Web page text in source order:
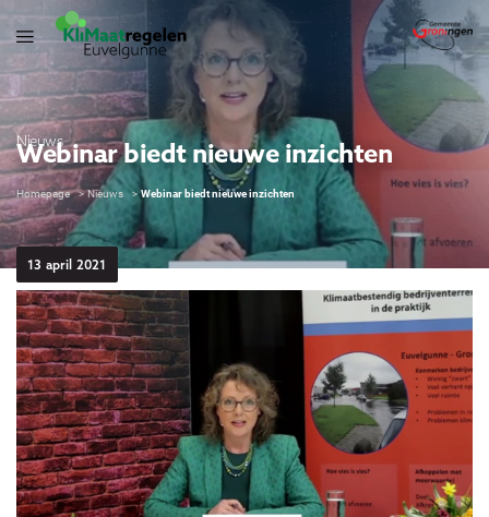
Nieuws
Webinar biedt nieuwe inzichten
Homepage Nieuws Webinar biedt nieuwe inzichten
13 april 2021